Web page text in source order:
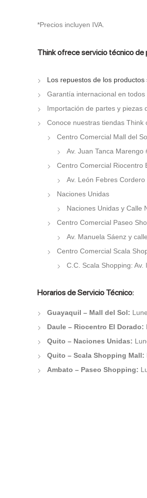
*Precios incluyen IVA.
Think ofrece servicio técnico de
Los repuestos de los
Garantía internacional en todos
Importación de partes y piezas
Conoce nuestras tiendas Think
Centro Comercial Mall del
Av. Juan Tanca
Centro Comercial Riocentro
Av. León Febres
Naciones Unidas
Naciones Unidas y Calle
Centro Comercial Paseo
Av. Manuela Sáenz y
Centro Comercial Scala
C.C. Scala Shopping:
Horarios de Servicio Técnico:
Guayaquil – Mall del Sol:
Daule – Riocentro El Dorado:
Quito – Naciones Unidas:
Quito – Scala Shopping Mall:
Ambato – Paseo Shopping: